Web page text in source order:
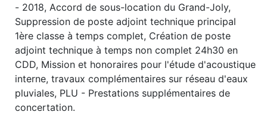
- 2018, Accord de sous-location du Grand-Joly,
Suppression de poste adjoint technique principal
1ère classe à temps complet, Création de poste
adjoint technique à temps non complet 24h30 en
CDD, Mission et honoraires pour l'étude d'acoustique
interne, travaux complémentaires sur réseau d'eaux
pluviales, PLU - Prestations supplémentaires de
concertation.